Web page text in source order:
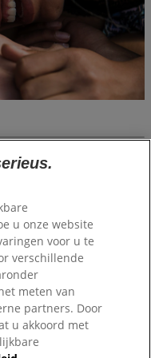
u onze website
voor u te
verschillende
meten van
partners. Door
u akkoord met